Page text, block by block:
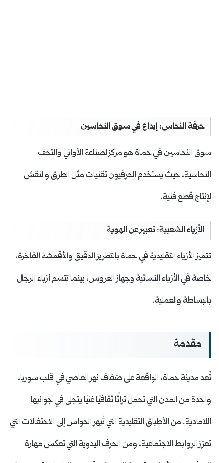
حرفة النحاس: إبداع في سوق النحاسين
سوق النحاسين في حماة هو مركز لصناعة الأواني والتحف
النحاسية، حيث يستخدم الحرفيون تقنيات مثل الطرق والنقش
لإنتاج قطع فنية.
الأزياء الشعبية: تعبير عن الهوية
تتميز الأزياء التقليدية في حماة بالتطريز الدقيق والأقمشة الفاخرة،
خاصة في الأزياء النسائية وجهاز العروس، بينما تتسم أزياء الرجال
بالبساطة والعملية.
مقدمة
تُعد مدينة حماة، الواقعة على ضفاف نهر العاصي في قلب سوريا،
واحدة من المدن التي تحمل تراثًا ثقافيًا غنيًا يتجلى في جوانبها
اللامادية. من الأطباق التقليدية التي تُبهر الحواس إلى الاحتفالات التي
تعزز الروابط الاجتماعية، ومن الحرف اليدوية التي تعكس مهارة